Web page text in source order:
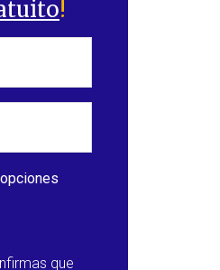
!
que